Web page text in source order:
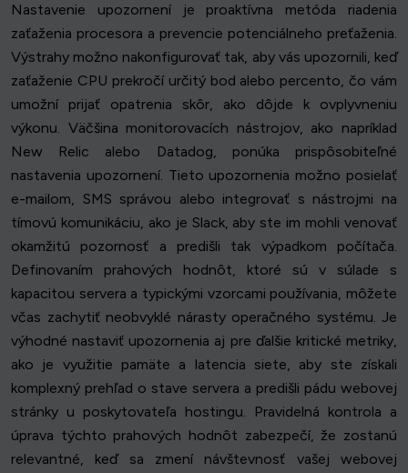
Nastavenie upozornení je proaktívna metóda riadenia
zaťaženia procesora a prevencie potenciálneho preťaženia.
Výstrahy možno nakonfigurovať tak, aby vás upozornili, keď
zaťaženie CPU prekročí určitý bod alebo percento, čo vám
umožní prijať opatrenia skôr, ako dôjde k ovplyvneniu
výkonu. Väčšina monitorovacích nástrojov, ako napríklad
New Relic alebo Datadog, ponúka prispôsobiteľné
nastavenia upozornení. Tieto upozornenia možno posielať
e-mailom, SMS správou alebo integrovať s nástrojmi na
tímovú komunikáciu, ako je Slack, aby ste im mohli venovať
okamžitú pozornosť a predišli tak výpadkom počítača.
Definovaním prahových hodnôt, ktoré sú v súlade s
kapacitou servera a typickými vzorcami používania, môžete
včas zachytiť neobvyklé nárasty operačného systému. Je
výhodné nastaviť upozornenia aj pre ďalšie kritické metriky,
ako je využitie pamäte a latencia siete, aby ste získali
komplexný prehľad o stave servera a predišli pádu webovej
stránky u poskytovateľa hostingu. Pravidelná kontrola a
úprava týchto prahových hodnôt zabezpečí, že zostanú
relevantné, keď sa zmení návštevnosť vašej webovej